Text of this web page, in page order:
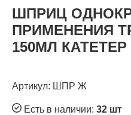
ШПРИЦ
ПРИМЕНЕНИЯ
150МЛ
Артикул: ШПР Ж
Есть в наличии: 32 шт